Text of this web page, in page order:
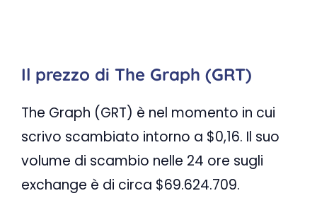
Il prezzo di The Graph (GRT)
The Graph (GRT) è nel momento in cui
scrivo scambiato intorno a $0,16. Il suo
volume di scambio nelle 24 ore sugli
exchange è di circa $69.624.709.